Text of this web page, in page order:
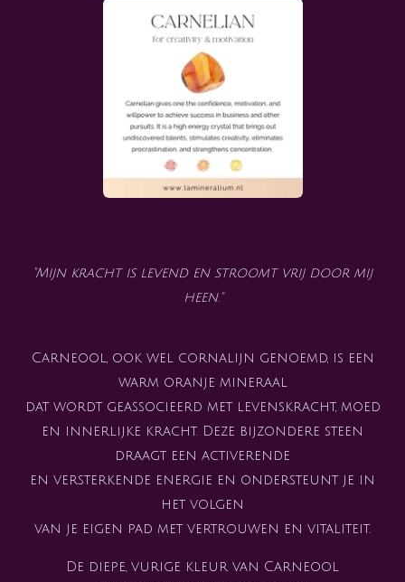
"Mijn kracht is levend en stroomt vrij door mij
heen."
Carneool, ook wel cornalijn genoemd, is een
warm oranje mineraal
dat wordt geassocieerd met levenskracht, moed
en innerlijke kracht. Deze bijzondere steen
draagt een activerende
en versterkende energie en ondersteunt je in
het volgen
van je eigen pad met vertrouwen en vitaliteit.
De diepe, vurige kleur van Carneool